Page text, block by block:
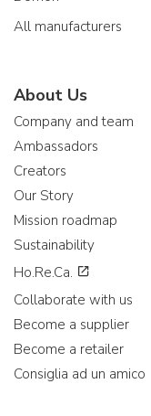
All manufacturers
About Us
Company and team
Ambassadors
Creators
Our Story
Mission roadmap
Sustainability
Ho.Re.Ca.
Collaborate with us
Become a supplier
Become a retailer
Consiglia ad un amico